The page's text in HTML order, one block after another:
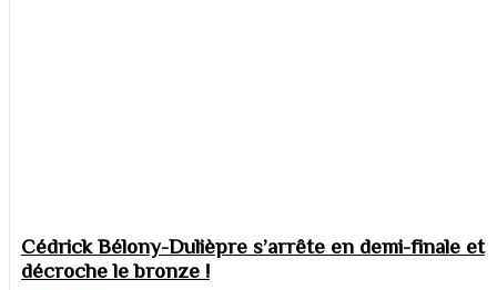
Cédrick Bélony-Dulièpre s’arrête en demi-finale et
décroche le bronze !